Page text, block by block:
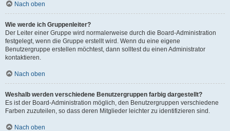
Nach oben
Wie werde ich Gruppenleiter?
Der Leiter einer Gruppe wird normalerweise durch die Board-Administration
festgelegt, wenn die Gruppe erstellt wird. Wenn du eine eigene
Benutzergruppe erstellen möchtest, dann solltest du einen Administrator
kontaktieren.
Nach oben
Weshalb werden verschiedene Benutzergruppen farbig dargestellt?
Es ist der Board-Administration möglich, den Benutzergruppen verschiedene
Farben zuzuteilen, so dass deren Mitglieder leichter zu identifizieren sind.
Nach oben